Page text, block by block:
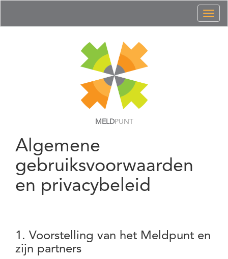
MELDPUNT
Algemene
gebruiksvoorwaarden
en privacybeleid
1. Voorstelling van het Meldpunt en
zijn partners